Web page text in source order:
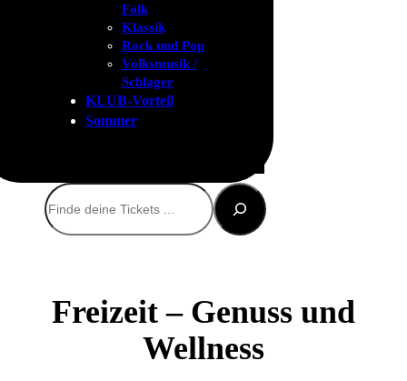
Folk
Klassik
Rock und Pop
Volksmusik /
Schlager
KLUB-Vorteil
Sommer
Suchen
Freizeit – Genuss und
Wellness